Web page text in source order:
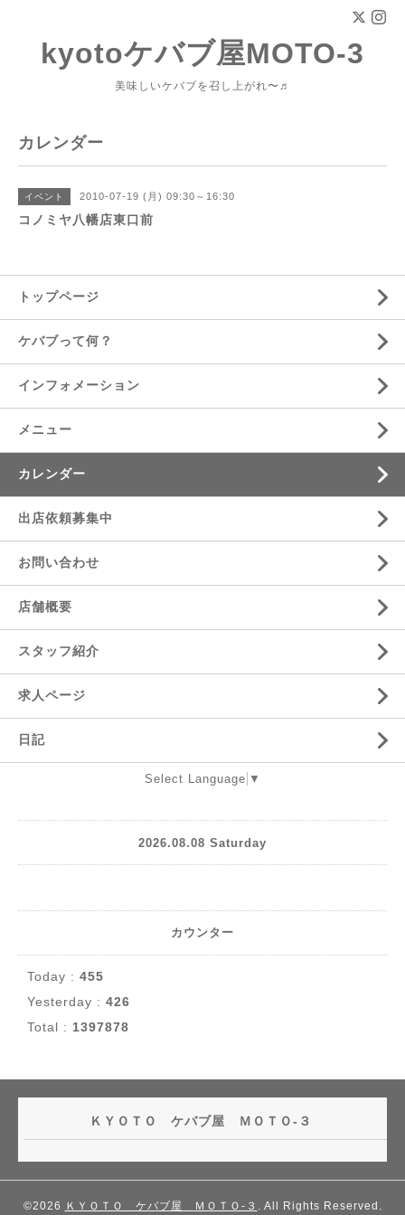
kyotoケバブ屋MOTO-3
美味しいケバブを召し上がれ〜♬
カレンダー
イベント 2010-07-19 (月) 09:30～16:30
コノミヤ八幡店東口前
トップページ
ケバブって何？
インフォメーション
メニュー
カレンダー
出店依頼募集中
お問い合わせ
店舗概要
スタッフ紹介
求人ページ
日記
Select Language ▼
2026.08.08 Saturday
カウンター
Today : 455
Yesterday : 426
Total : 1397878
ＫＹＯＴＯ ケバブ屋 ＭＯＴＯ-３
©2026 ＫＹＯＴＯ ケバブ屋 ＭＯＴＯ-３ . All Rights Reserved.